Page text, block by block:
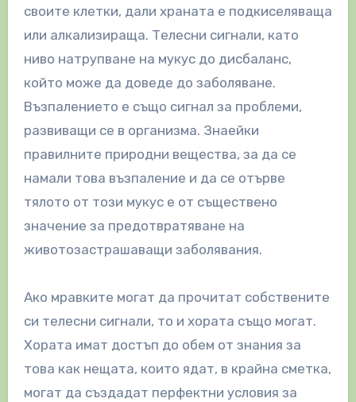
своите клетки, дали храната е подкиселяваща
или алкализираща. Телесни сигнали, като
ниво натрупване на мукус до дисбаланс,
който може да доведе до заболяване.
Възпалението е също сигнал за проблеми,
развиващи се в организма. Знаейки
правилните природни вещества, за да се
намали това възпаление и да се отърве
тялото от този мукус е от съществено
значение за предотвратяване на
животозастрашаващи заболявания.
Ако мравките могат да прочитат собствените
си телесни сигнали, то и хората също могат.
Хората имат достъп до обем от знания за
това как нещата, които ядат, в крайна сметка,
могат да създадат перфектни условия за